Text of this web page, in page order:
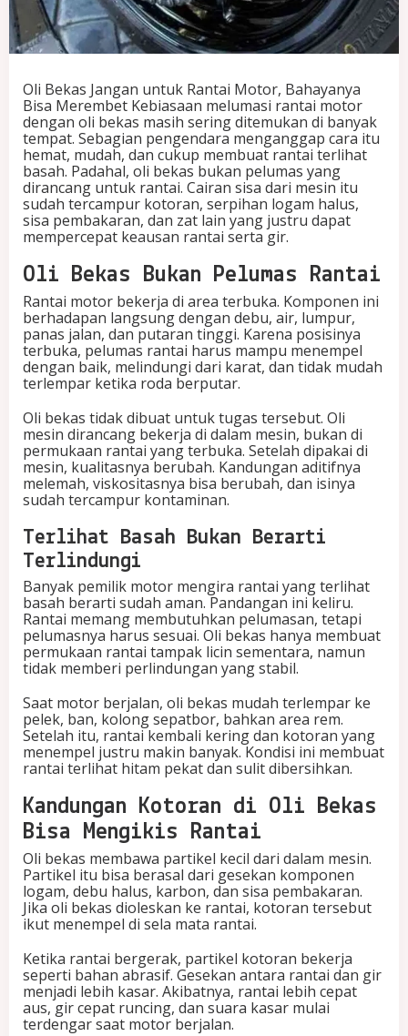
n
t
a
o
t
o
r
,
B
a
h
a
y
n
a
B
i
s
a
M
r
e
m
b
e
t
Oli Bekas Jangan untuk Rantai Motor, Bahayanya
Bisa Merembet Kebiasaan melumasi rantai motor
dengan oli bekas masih sering ditemukan di banyak
tempat. Sebagian pengendara menganggap cara itu
hemat, mudah, dan cukup membuat rantai terlihat
basah. Padahal, oli bekas bukan pelumas yang
dirancang untuk rantai. Cairan sisa dari mesin itu
sudah tercampur kotoran, serpihan logam halus,
sisa pembakaran, dan zat lain yang justru dapat
mempercepat keausan rantai serta gir.
Oli Bekas Bukan Pelumas Rantai
Rantai motor bekerja di area terbuka. Komponen ini
berhadapan langsung dengan debu, air, lumpur,
panas jalan, dan putaran tinggi. Karena posisinya
terbuka, pelumas rantai harus mampu menempel
dengan baik, melindungi dari karat, dan tidak mudah
terlempar ketika roda berputar.
Oli bekas tidak dibuat untuk tugas tersebut. Oli
mesin dirancang bekerja di dalam mesin, bukan di
permukaan rantai yang terbuka. Setelah dipakai di
mesin, kualitasnya berubah. Kandungan aditifnya
melemah, viskositasnya bisa berubah, dan isinya
sudah tercampur kontaminan.
Terlihat Basah Bukan Berarti
Terlindungi
Banyak pemilik motor mengira rantai yang terlihat
basah berarti sudah aman. Pandangan ini keliru.
Rantai memang membutuhkan pelumasan, tetapi
pelumasnya harus sesuai. Oli bekas hanya membuat
permukaan rantai tampak licin sementara, namun
tidak memberi perlindungan yang stabil.
Saat motor berjalan, oli bekas mudah terlempar ke
pelek, ban, kolong sepatbor, bahkan area rem.
Setelah itu, rantai kembali kering dan kotoran yang
menempel justru makin banyak. Kondisi ini membuat
rantai terlihat hitam pekat dan sulit dibersihkan.
Kandungan Kotoran di Oli Bekas
Bisa Mengikis Rantai
Oli bekas membawa partikel kecil dari dalam mesin.
Partikel itu bisa berasal dari gesekan komponen
logam, debu halus, karbon, dan sisa pembakaran.
Jika oli bekas dioleskan ke rantai, kotoran tersebut
ikut menempel di sela mata rantai.
Ketika rantai bergerak, partikel kotoran bekerja
seperti bahan abrasif. Gesekan antara rantai dan gir
menjadi lebih kasar. Akibatnya, rantai lebih cepat
aus, gir cepat runcing, dan suara kasar mulai
terdengar saat motor berjalan.